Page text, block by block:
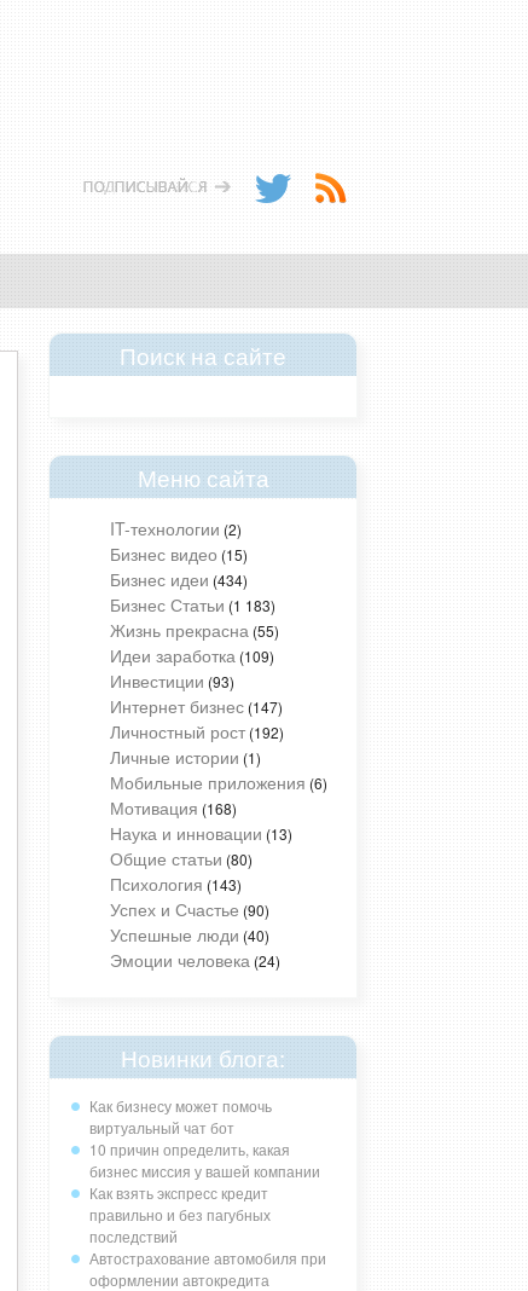
Поиск на сайте
Меню сайта
IT-технологии (2)
Бизнес видео (15)
Бизнес идеи (434)
Бизнес Статьи (1 183)
Жизнь прекрасна (55)
Идеи заработка (109)
Инвестиции (93)
Интернет бизнес (147)
Личностный рост (192)
Личные истории (1)
Мобильные приложения (6)
Мотивация (168)
Наука и инновации (13)
Общие статьи (80)
Психология (143)
Успех и Счастье (90)
Успешные люди (40)
Эмоции человека (24)
Новинки блога:
Как бизнесу может помочь
виртуальный чат бот
10 причин определить, какая
бизнес миссия у вашей компании
Как взять экспресс кредит
правильно и без пагубных
последствий
Автострахование автомобиля при
оформлении автокредита